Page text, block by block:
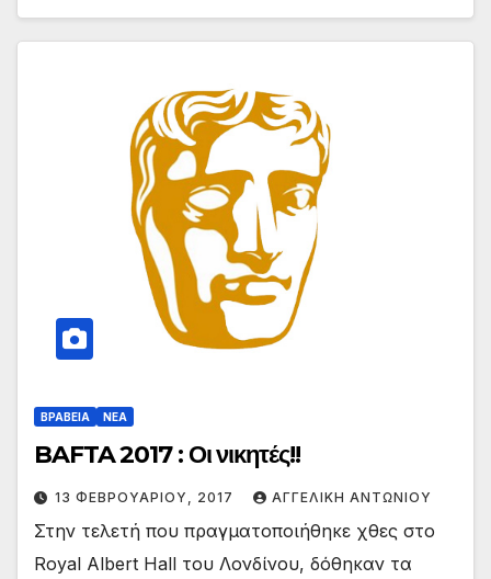
ΒΡΑΒΕΙΑ ΝΕΑ
BAFTA 2017 : Οι νικητές!!
13 ΦΕΒΡΟΥΑΡΊΟΥ, 2017 ΑΓΓΕΛΙΚΉ ΑΝΤΩΝΊΟΥ
Στην τελετή που πραγματοποιήθηκε χθες στο
Royal Albert Hall του Λονδίνου, δόθηκαν τα